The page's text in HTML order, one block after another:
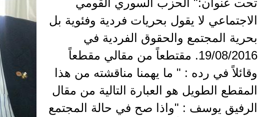
تحت عنوان:" الحزب السوري القومي
الاجتماعي لا يقول بحريات فردية وفئوية بل
بحرية المجتمع والحقوق الفردية في
19/08/2016. مقتطعاً من مقالي مقطعاً
وقائلاً في رده : " ما يهمنا مناقشته من هذا
المقطع الطويل هو العبارة التالية من مقال
الرفيق يوسف : "واذا صح في حالة المجتمع